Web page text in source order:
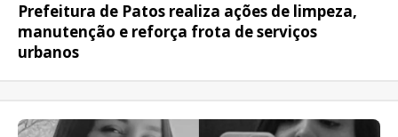
Prefeitura de Patos realiza ações de limpeza,
manutenção e reforça frota de serviços
urbanos